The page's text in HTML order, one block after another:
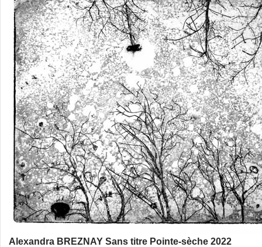
Alexandra BREZNAY Sans titre Pointe-sèche 2022